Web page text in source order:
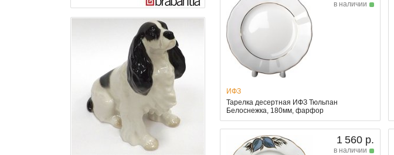
в наличии
ИФЗ
Тарелка десертная ИФЗ Тюльпан
Белоснежка, 180мм, фарфор
1 560 р.
в наличии